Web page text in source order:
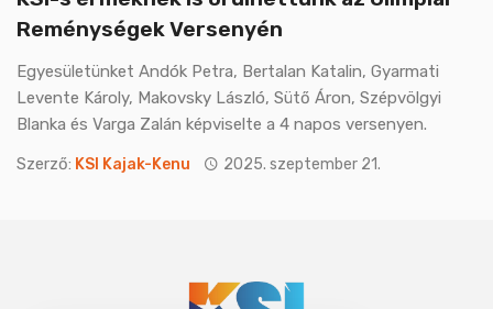
Reménységek Versenyén
Egyesületünket Andók Petra, Bertalan Katalin, Gyarmati
Levente Károly, Makovsky László, Sütő Áron, Szépvölgyi
Blanka és Varga Zalán képviselte a 4 napos versenyen.
Szerző: KSI Kajak-Kenu 2025. szeptember 21.